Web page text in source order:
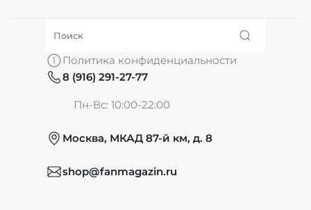
О нас
Обмен и возврат
Политика конфиденциальности
8 (916) 291-27-77
Пн-Вс: 10:00-22:00
Москва, МКАД 87-й км, д. 8
shop@fanmagazin.ru